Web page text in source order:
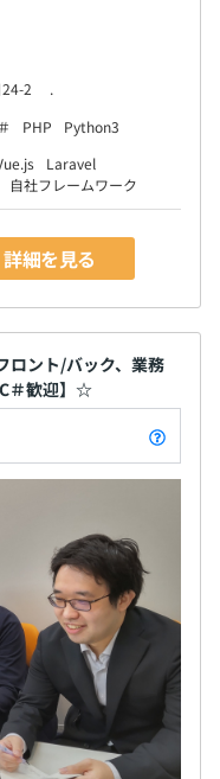
24-2 .
PHP
Python3
Laravel
自社フレームワーク
詳細を見る
ロント/バック、業務
＃歓迎】☆